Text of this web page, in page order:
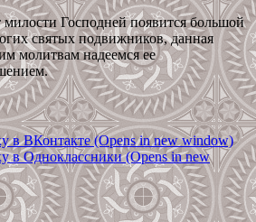
Господней появится большой
святых подвижников, данная
молитвам надеемся ее
в ВКонтакте (Opens in new window)
в Одноклассники (Opens in new